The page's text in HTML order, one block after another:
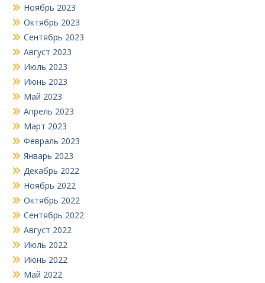
Ноябрь 2023
Октябрь 2023
Сентябрь 2023
Август 2023
Июль 2023
Июнь 2023
Май 2023
Апрель 2023
Март 2023
Февраль 2023
Январь 2023
Декабрь 2022
Ноябрь 2022
Октябрь 2022
Сентябрь 2022
Август 2022
Июль 2022
Июнь 2022
Май 2022